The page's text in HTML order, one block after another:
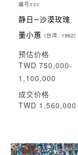
编号023
静日─沙漠玫瑰
董小蕙 (台湾, 1962)
预估价格
TWD 750,000-
1,100,000
成交价格
TWD 1,560,000